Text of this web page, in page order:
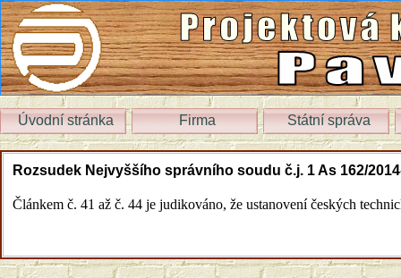
Rozsudek Nejvyššího správního soudu č.j. 1 As 162/
Článkem č. 41 až č. 44 je judikováno, že ustanovení českých
Úvodní stránka Firma Státní správa